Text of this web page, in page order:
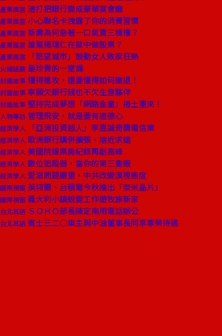
產業風雲 渣打把銀行變成豪華宴會廳
產業風雲 小心聯名卡洩露了你的消費習慣
產業風雲 新壽為何急著一口氣賣三棟樓？
產業風雲 誰幫楊瑞仁在獄中做股票？
產業風雲 「慾望城市」鼓動女人敗家狂熱
火線話題 最珍貴的一堂課
封面故事 懂得進攻，還要懂得如何撤退！
封面故事 寧願欠銀行錢也不欠生意夥伴
封面故事 堅持完成夢想「網路金童」捲土重來！
人物專訪 管理飛安，就是要有道德心
經濟學人 「亞洲投資超人」李嘉誠奇襲電信業
經濟學人 歐洲銀行購併擴張，捨近求遠
經濟學人 美國院線票房紀錄再創高峰
經濟學人 數位追蹤器，當你的第三隻眼
經濟學人 愛滋問題嚴重，中共改變漠視態度
國際視窗 英特爾、台積電今秋推出「奈米晶片」
國際視窗 義大利小鎮蛻變工作遊牧族新家
台北耳語 ＳＯＨＯ部長陳定南用電話辦公
台北耳語 賓士三二○車主與中油董事長同享尊榮待遇